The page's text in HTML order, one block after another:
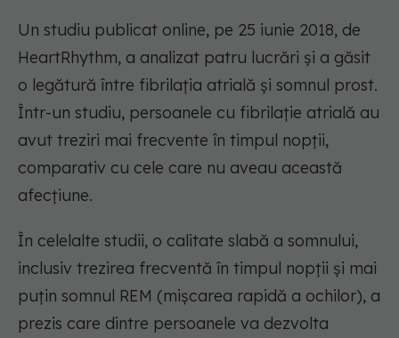
Un studiu publicat online, pe 25 iunie 2018, de
HeartRhythm, a analizat patru lucrări și a găsit
o legătură între fibrilația atrială și somnul prost.
Într-un studiu, persoanele cu fibrilație atrială au
avut treziri mai frecvente în timpul nopții,
comparativ cu cele care nu aveau această
afecțiune.
În celelalte studii, o calitate slabă a somnului,
inclusiv trezirea frecventă în timpul nopții și mai
puțin somnul REM (mișcarea rapidă a ochilor), a
prezis care dintre persoanele va dezvolta